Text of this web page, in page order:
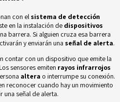
con el sistema de detección
en la instalación de dispositivos
barrera. Si alguien cruza esa barrera
y enviarán una señal de alerta.
contar con un dispositivo que emite la
sensores emiten rayos infrarrojos
altera o interrumpe su conexión.
reconocer cuando hay un movimiento
una señal de alerta.